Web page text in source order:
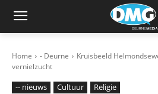
Home - Deurne
Kruisbeeld
vernielzucht
-- nieuws Cultuur Religie